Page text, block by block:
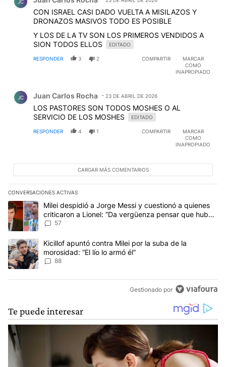
JC
CON ISRAEL CASI DADO VUELTA A MISILAZOS Y
DRONAZOS MASIVOS TODO ES POSIBLE
Y LOS DE LA TV SON LOS PRIMEROS VENDIDOS A
SION TODOS ELLOS
EDITADO
RESPONDER 3 2 COMPARTIR
MARCAR
COMO
INAPROPIADO
JC Juan Carlos Rocha 23 DE ABRIL DE 2026
LOS PASTORES SON TODOS MOSHES O AL
SERVICIO DE LOS MOSHES
EDITADO
RESPONDER 4 1 COMPARTIR
MARCAR
COMO
INAPROPIADO
CARGAR MÁS COMENTARIOS
CONVERSACIONES ACTIVAS
Este listado muestra los artículos con más comentarios en los
Un artículo de tendencia con el título "Milei despidió a Jorge
Milei despidió a Jorge Messi y cuestionó a quienes
criticaron a Lionel: “Da vergüenza pensar que hubo
anti-Messi”
57
Un artículo de tendencia con el título "Kicillof apuntó contra Milei
Kicillof apuntó contra Milei por la suba de la
morosidad: “El lío lo armó él”
88
Gestionado por